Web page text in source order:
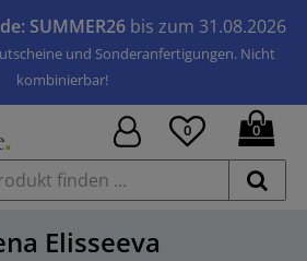
SUMMER26 bis zum 31.08.2026
und Sonderanfertigungen. Nicht
kombinierbar!
0 0
Elisseeva